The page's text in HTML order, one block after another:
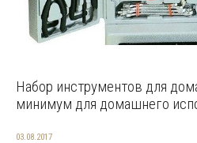
Набор инструментов для
минимум для домашнего
03.08.2017